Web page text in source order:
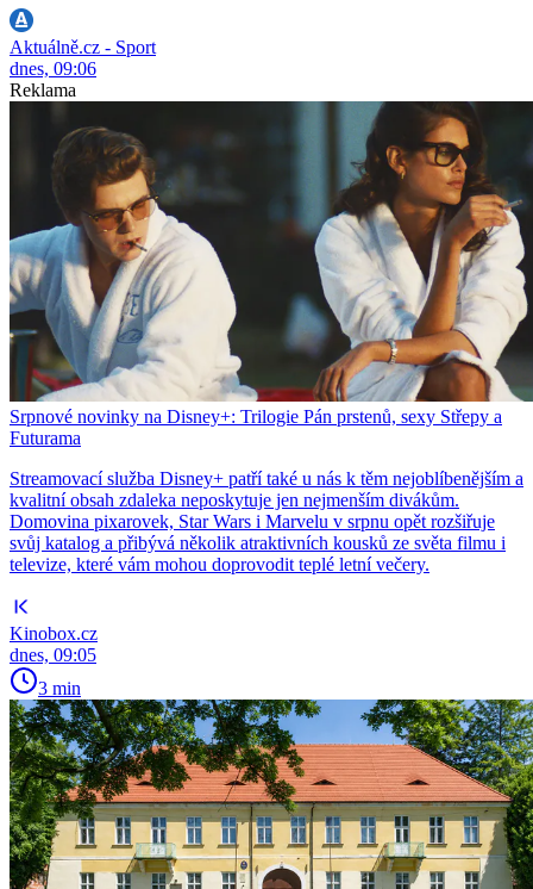
Aktuálně.cz - Sport
dnes, 09:06
Reklama
Srpnové novinky na Disney+: Trilogie Pán prstenů, sexy Střepy a
Futurama
Streamovací služba Disney+ patří také u nás k těm nejoblíbenějším a
kvalitní obsah zdaleka neposkytuje jen nejmenším divákům.
Domovina pixarovek, Star Wars i Marvelu v srpnu opět rozšiřuje
svůj katalog a přibývá několik atraktivních kousků ze světa filmu i
televize, které vám mohou doprovodit teplé letní večery.
Kinobox.cz
dnes, 09:05
3 min